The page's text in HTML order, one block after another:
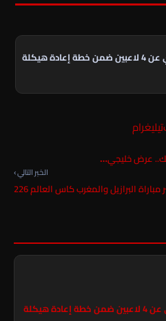
الزمالك يستغني عن 4 لاعبين ضمن خطة إعادة هيكلة
تيليغرام
عرض خليجي…
الخبر التالي ›
البرازيل والمغرب كاس العالم 226
الزمالك يستغني عن 4 لاعبين ضمن خطة إعادة هيكلة